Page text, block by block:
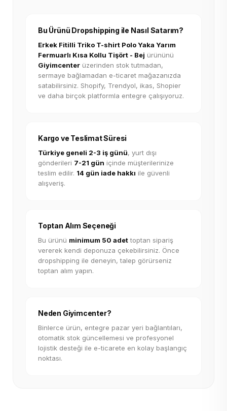
Bu Ürünü Dropshipping ile Nasıl Satarım?
Erkek Fitilli Triko T-shirt Polo Yaka Yarım
Fermuarlı Kısa Kollu Tişört - Bej ürününü
Giyimcenter üzerinden stok tutmadan,
sermaye bağlamadan e-ticaret mağazanızda
satabilirsiniz. Shopify, Trendyol, ikas, Shopier
ve daha birçok platformla entegre çalışıyoruz.
Kargo ve Teslimat Süresi
Türkiye geneli 2-3 iş günü, yurt dışı
gönderileri 7-21 gün içinde müşterilerinize
teslim edilir. 14 gün iade hakkı ile güvenli
alışveriş.
Toptan Alım Seçeneği
Bu ürünü minimum 50 adettoptan sipariş
vererek kendi deponuza çekebilirsiniz. Önce
dropshipping ile deneyin, talep görürseniz
toptan alım yapın.
Neden Giyimcenter?
Binlerce ürün, entegre pazar yeri bağlantıları,
otomatik stok güncellemesi ve profesyonel
lojistik desteği ile e-ticarete en kolay başlangıç
noktası.